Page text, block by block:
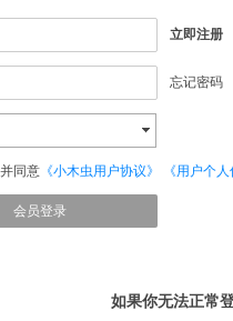
立即注册
忘记密码
同意《小木虫用户协议》 《用户个
如果你无法正常